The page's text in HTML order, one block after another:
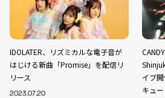
IDOLATER、リズミカルな電子音が
はじける新曲「Promise」を配信リ
リース
2023.07.20
イブ
キュ